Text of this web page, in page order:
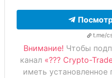
t.me/
Внимание! Чтобы
канал «??‍? Crypto-
иметь